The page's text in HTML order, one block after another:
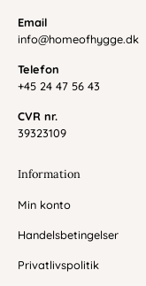
Email
info@homeofhygge.dk
Telefon
+45 24 47 56 43
CVR nr.
39323109
Information
Min konto
Handelsbetingelser
Privatlivspolitik